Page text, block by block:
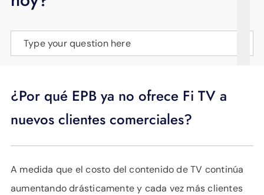
Type your question here
¿Por qué EPB ya no ofrece Fi TV a
nuevos clientes comerciales?
A medida que el costo del contenido de TV continúa
aumentando drásticamente y cada vez más clientes